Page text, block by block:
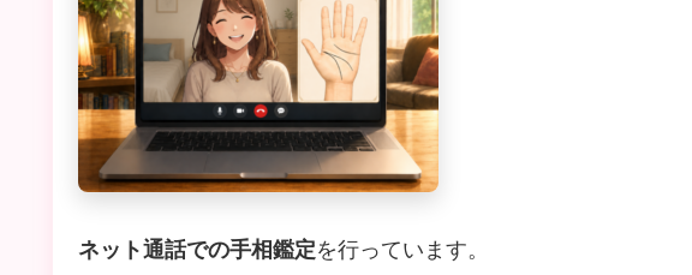
ネット通話での手相鑑定を行っています。